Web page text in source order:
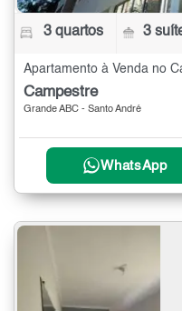
3 quartos 3
Apartamento à Venda no
Campestre
Grande ABC - Santo André
WhatsApp